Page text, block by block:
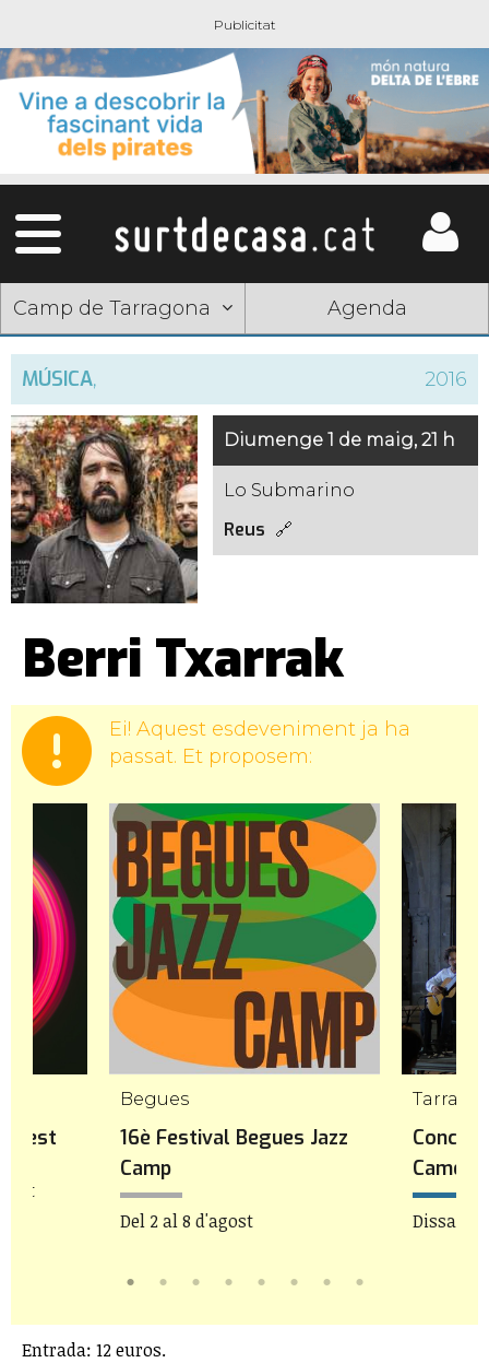
Camp de Tarragona Agenda
MÚSICA, 2016
Diumenge 1 de maig, 21 h
Lo Submarino
Reus
Berri Txarrak
Ei! Aquest esdeveniment ja ha
passat. Et proposem:
Begues
16è Festival Begues Jazz
Camp
Del 2 al 8 d'agost Dissabte
Entrada: 12 euros.